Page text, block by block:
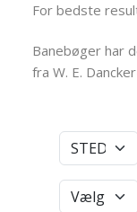
For bedste
Banebøger har
fra W. E.